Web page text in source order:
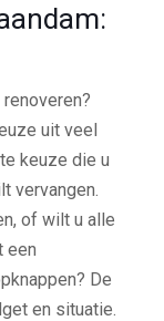
uit veel
keuze die u
vervangen.
of wilt u alle
een
De
en situatie.